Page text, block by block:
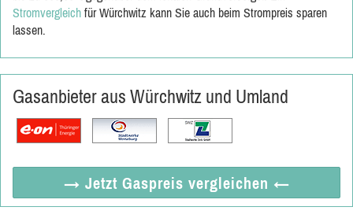
Stromvergleich für Würchwitz kann Sie auch beim Strompreis sparen
lassen.
Gasanbieter aus Würchwitz und Umland
→ Jetzt Gaspreis vergleichen ←